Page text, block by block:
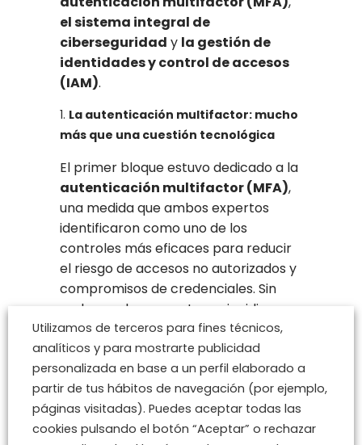
el sistema integral de
ciberseguridad y la gestión de
identidades y control de accesos
(IAM).
La autenticación multifactor: mucho
más que una cuestión tecnológica
El primer bloque estuvo dedicado a la
autenticación multifactor (MFA),
una medida que ambos expertos
identificaron como uno de los
controles más eficaces para reducir
el riesgo de accesos no autorizados y
compromisos de credenciales. Sin
embargo, los ponentes coincidieron
en que el desafío de implantar MFA
ya no es tecnológico, sino
principalmente organizativo y
regulatorio.
José Antonio Sánchez explicó que
actualmente existen múltiples
Utilizamos de terceros para fines técnicos,
analíticos y para mostrarte publicidad
personalizada en base a un perfil elaborado a
partir de tus hábitos de navegación (por ejemplo,
páginas visitadas). Puedes aceptar todas las
cookies pulsando el botón “Aceptar” o rechazar